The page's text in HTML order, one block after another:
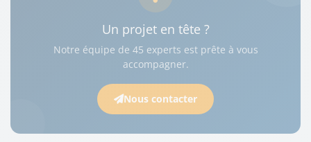
Un projet en tête ?
Notre équipe de 45 experts est prête à vous
accompagner.
Nous contacter